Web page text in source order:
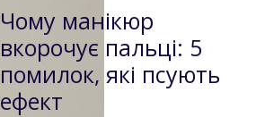
Чому манікюр
вкорочує пальці: 5
помилок, які псують
ефект